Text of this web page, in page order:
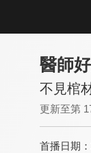
醫師
不見棺
更新至第
首播日期：